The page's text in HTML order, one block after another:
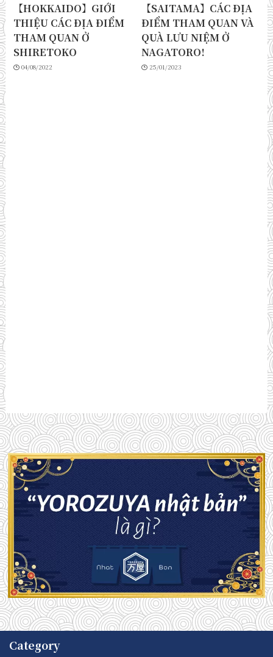
【HOKKAIDO】GIỚI
THIỆU CÁC ĐỊA ĐIỂM
THAM QUAN Ở
SHIRETOKO
04/08/2022
【SAITAMA】CÁC ĐỊA
ĐIỂM THAM QUAN VÀ
QUÀ LƯU NIỆM Ở
NAGATORO!
25/01/2023
Category